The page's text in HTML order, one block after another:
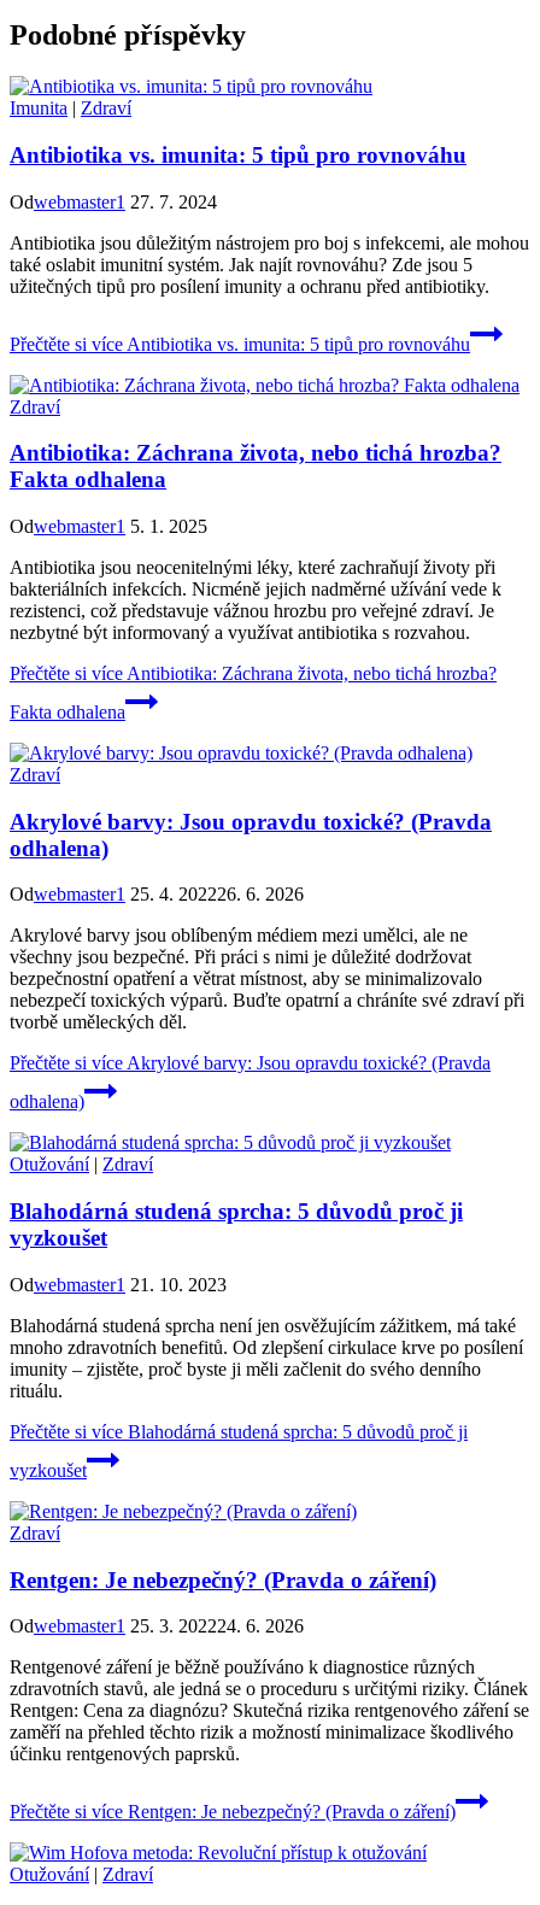
Podobné příspěvky
Imunita | Zdraví
Antibiotika vs. imunita: 5 tipů pro rovnováhu
Odwebmaster1 27. 7. 2024
Antibiotika jsou důležitým nástrojem pro boj s infekcemi, ale mohou
také oslabit imunitní systém. Jak najít rovnováhu? Zde jsou 5
užitečných tipů pro posílení imunity a ochranu před antibiotiky.
Přečtěte si více Antibiotika vs. imunita: 5 tipů pro rovnováhu
Zdraví
Antibiotika: Záchrana života, nebo tichá hrozba?
Fakta odhalena
Odwebmaster1 5. 1. 2025
Antibiotika jsou neocenitelnými léky, které zachraňují životy při
bakteriálních infekcích. Nicméně jejich nadměrné užívání vede k
rezistenci, což představuje vážnou hrozbu pro veřejné zdraví. Je
nezbytné být informovaný a využívat antibiotika s rozvahou.
Přečtěte si více Antibiotika: Záchrana života, nebo tichá hrozba?
Fakta odhalena
Zdraví
Akrylové barvy: Jsou opravdu toxické? (Pravda
odhalena)
Odwebmaster1 25. 4. 202226. 6. 2026
Akrylové barvy jsou oblíbeným médiem mezi umělci, ale ne
všechny jsou bezpečné. Při práci s nimi je důležité dodržovat
bezpečnostní opatření a větrat místnost, aby se minimalizovalo
nebezpečí toxických výparů. Buďte opatrní a chráníte své zdraví při
tvorbě uměleckých děl.
Přečtěte si víceAkrylové barvy: Jsou opravdu toxické? (Pravda
odhalena)
Otužování| Zdraví
Blahodárná studená sprcha: 5 důvodů proč ji
vyzkoušet
Odwebmaster1 21. 10. 2023
Blahodárná studená sprcha není jen osvěžujícím zážitkem, má také
mnoho zdravotních benefitů. Od zlepšení cirkulace krve po posílení
imunity – zjistěte, proč byste ji měli začlenit do svého denního
rituálu.
Přečtěte si více Blahodárná studená sprcha: 5 důvodů proč ji
vyzkoušet
Zdraví
Rentgen: Je nebezpečný? (Pravda o záření)
Odwebmaster1 25. 3. 202224. 6. 2026
Rentgenové záření je běžně používáno k diagnostice různých
zdravotních stavů, ale jedná se o proceduru s určitými riziky. Článek
Rentgen: Cena za diagnózu? Skutečná rizika rentgenového záření se
zaměří na přehled těchto rizik a možností minimalizace škodlivého
účinku rentgenových paprsků.
Přečtěte si více Rentgen: Je nebezpečný? (Pravda o záření)
Otužování| Zdraví